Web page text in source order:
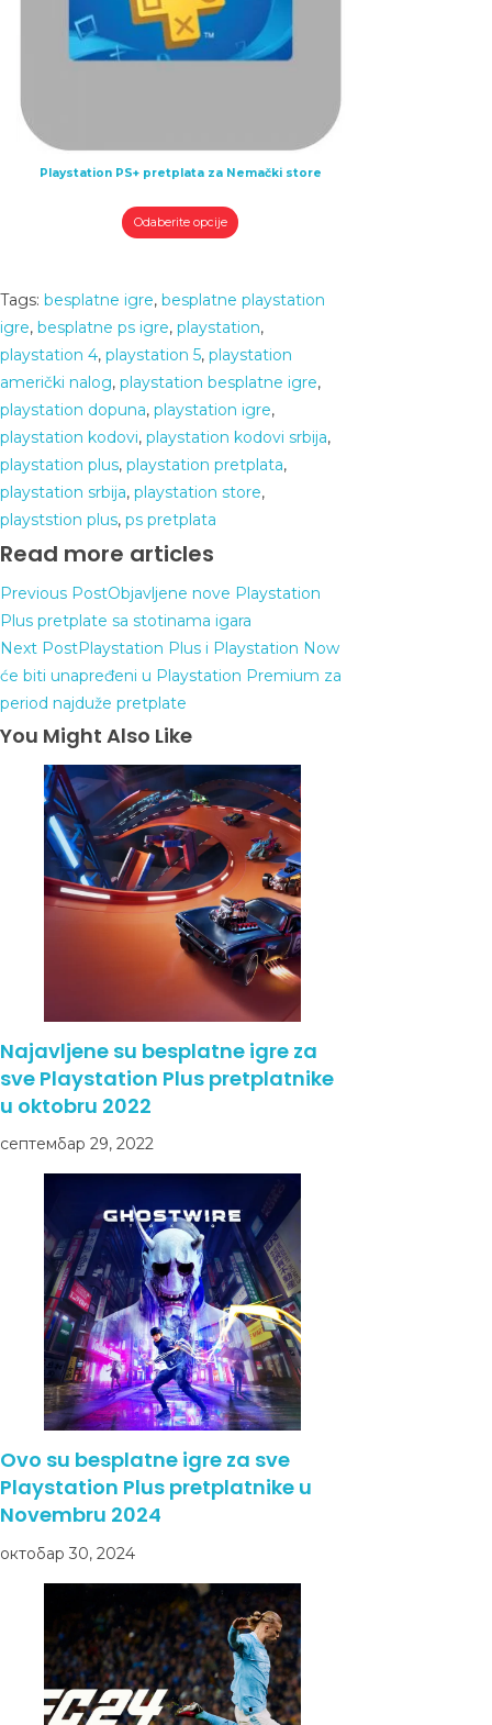
Playstation PS+ pretplata za Nemački store
Odaberite opcije
Tags: besplatne igre, besplatne playstation
igre, besplatne ps igre, playstation,
playstation 4, playstation 5, playstation
američki nalog, playstation besplatne igre,
playstation dopuna, playstation igre,
playstation kodovi, playstation kodovi srbija,
playstation plus, playstation pretplata,
playstation srbija, playstation store,
playststion plus, ps pretplata
Read more articles
Previous PostObjavljene nove Playstation
Plus pretplate sa stotinama igara
Next PostPlaystation Plus i Playstation Now
će biti unapređeni u Playstation Premium za
period najduže pretplate
You Might Also Like
Najavljene su besplatne igre za
sve Playstation Plus pretplatnike
u oktobru 2022
септембар 29, 2022
Ovo su besplatne igre za sve
Playstation Plus pretplatnike u
Novembru 2024
октобар 30, 2024